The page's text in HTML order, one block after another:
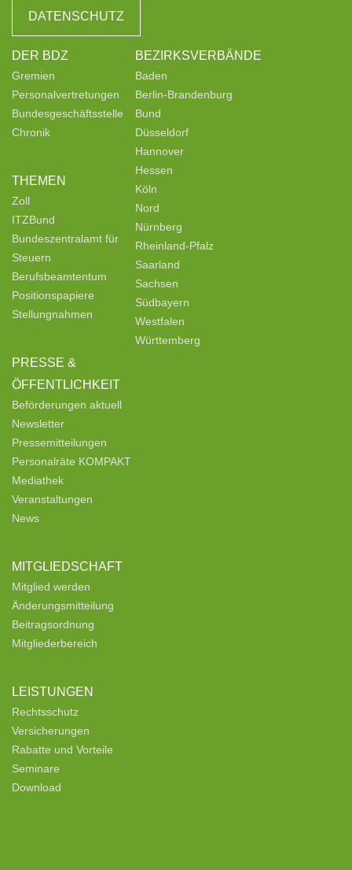
DATENSCHUTZ
DER BDZ
Gremien
Personalvertretungen
Bundesgeschäftsstelle
Chronik
THEMEN
Zoll
ITZBund
Bundeszentralamt für
Steuern
Berufsbeamtentum
Positionspapiere
Stellungnahmen
PRESSE &
ÖFFENTLICHKEIT
Beförderungen aktuell
Newsletter
Pressemitteilungen
Personalräte KOMPAKT
Mediathek
Veranstaltungen
News
MITGLIEDSCHAFT
Mitglied werden
Änderungsmitteilung
Beitragsordnung
Mitgliederbereich
LEISTUNGEN
Rechtsschutz
Versicherungen
Rabatte und Vorteile
Seminare
Download
BEZIRKSVERBÄNDE
Baden
Berlin-Brandenburg
Bund
Düsseldorf
Hannover
Hessen
Köln
Nord
Nürnberg
Rheinland-Pfalz
Saarland
Sachsen
Südbayern
Westfalen
Württemberg